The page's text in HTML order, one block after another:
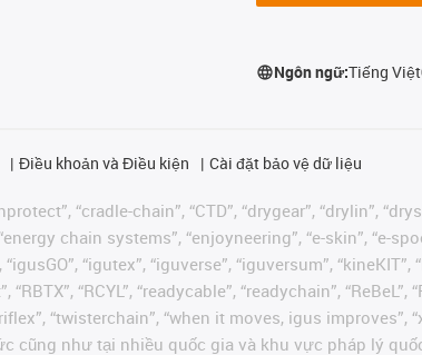
Ngôn ngữ:Tiếng Việt
Điều khoản và Điều kiện Cài đặt bảo vệ dữ liệu
“cradle-chain”, “CTD”, “drygear”, “drylin”,
chain systems”, “enjoyneering”, “e-skin”, “e-
“igutex”, “iguverse”, “iguversum”,
“RCYL”, “readycable”, “readychain”, “ReBeL”,
“twisterchain”, “when it moves, igus improves”,
cũng như tại nhiều quốc gia và khu vực pháp lý